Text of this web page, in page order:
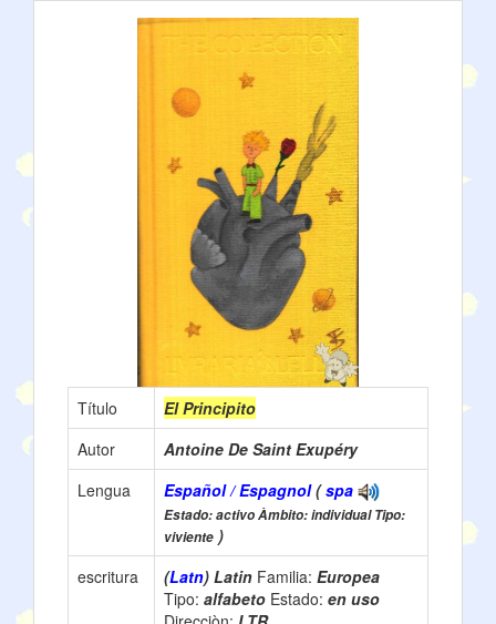
Título
El Principito
Autor
Antoine De Saint Exupéry
Lengua
Español / Espagnol(spa
Estado: activo Àmbito: individual Tipo:
viviente )
escritura
(Latn) Latin Familia: Europea
Tipo: alfabeto Estado: en uso